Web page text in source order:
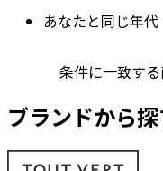
あなたと同じ年
条件に一致す
ブランドから